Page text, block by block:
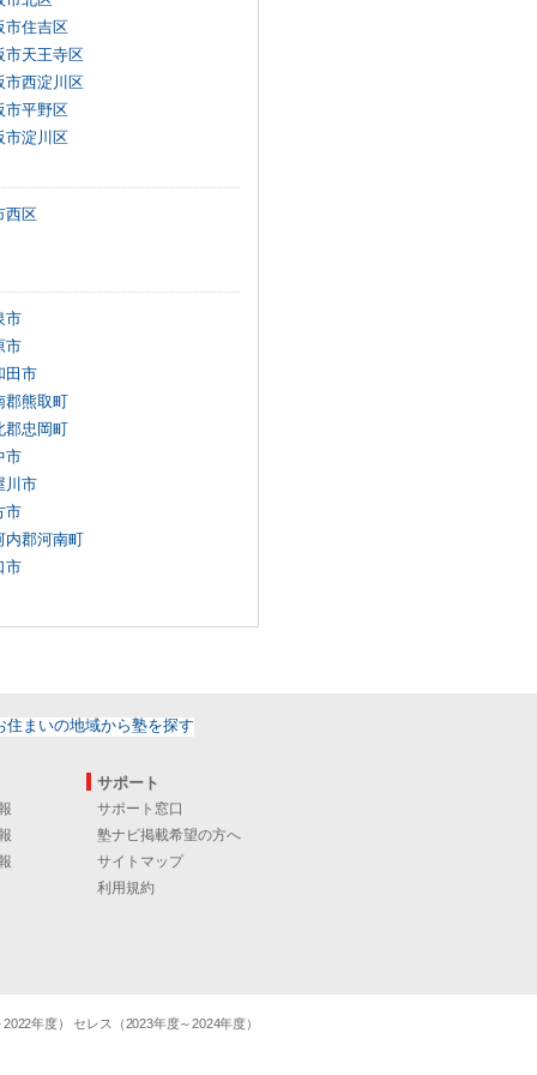
市住吉区
市天王寺区
市西淀川区
市平野区
市淀川区
西区
市
市
田市
郡熊取町
郡忠岡町
市
川市
市
内郡河南町
市
サポート
サポート窓口
塾ナビ掲載希望の方へ
サイトマップ
利用規約
年度） セレス（2023年度～2024年度）